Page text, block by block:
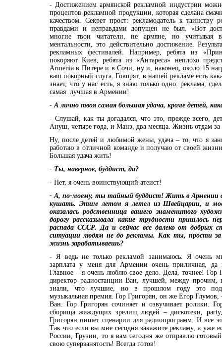
- Достижением армянской рекламной индустрии
процентов рекламной продукции, которая сделана
качеством. Секрет прост: рекламодатель к таинству
правдами и неправдами допущен не был. «Вот
многие твои читатели, не армяне, но учитывая
ментальности, это действительно достижение.
рекламных фестивалей. Например, ребята из
покоряют Киев, ребята из «Антареса» неплохо
Armenia в Питере и в Сочи, ну и, наконец, около 15
ваш покорный слуга. Говорят, в нашей рекламе есть
знает, что у нас есть, я знаю только одно: реклама,
самая лучшая в Армении!
- А лично твоя самая большая удача, кроме детей,
- Слушай, как ты догадался, что это, прежде всего,
Ануш, четыре года, и Манэ, два месяца. Жизнь отдам
Ну, после детей и любимой жены, удача – то, что я
работаю в отличной команде и получаю от своей
Большая удача жить!
- Ты, наверное, буддист, да?
- Нет, я очень воинствующий атеист!
- А, по-моему, ты тайный буддист! Жить в Армении
кушать. Этим летом я летел из Швейцарии, и
оказалась родственница вашего знаменитого
дорогу рассказывала какие трудности пришлось
распада СССР. Да и сейчас все далеко от добрых
ситуации людям не до рекламы. Как ты, прости за
жизнь зарабатываешь?
- Я ведь не только рекламой занимаюсь. Я очень
зарплата у меня для Армении очень приличная, да
Главное – я очень люблю свое дело. Дела, точнее! Гор
директор радиостанции Ван, лучшей, между
знали, что лучшие, но в прошлом году это
музыкальная премия. Гор Григорян, он же Егор
Ван. Гор Григорян сочиняет и озвучивает ролики.
сборища жаждущих зрелищ людей – дискотеки, party,
Григорян пишет сценарии для радиопрограмм. И все
Так что если вы мне сегодня закажите рекламу, а уже
России, Грузии, то я вам сегодня же отправлю
свою суперзанятость! Всегда готов!